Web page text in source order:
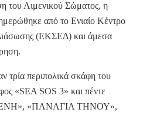
του Λιμενικού Σώματος, η
από το Ενιαίο Κέντρο
(ΕΚΣΕΔ) και άμεσα
τρία περιπολικά σκάφη του
«SEA SOS 3» και πέντε
«ΠΑΝΑΓΙΑ ΤΗΝΟΥ»,